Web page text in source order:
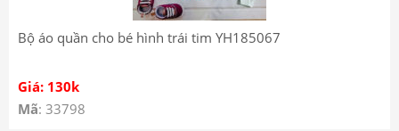
Bộ áo quần cho bé hình trái tim YH185067
Giá: 130k
Mã: 33798